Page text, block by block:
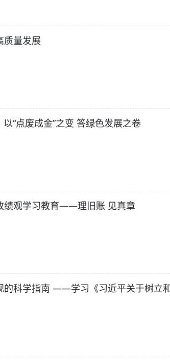
质量发展
“点废成金”之变 答绿色发展之卷
绩观学习教育——理旧账 见真章
的科学指南 ——学习《习近平关于树立